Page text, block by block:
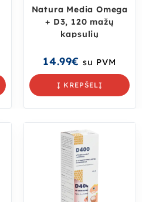
Natura Media Omega
+ D3, 120 mažų
kapsulių
14.99€ su PVM
Į KREPŠELĮ